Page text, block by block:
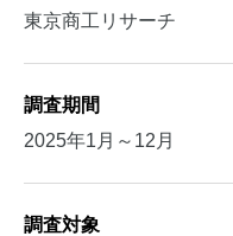
東京商工リサーチ
調査期間
2025年1月～12月
調査対象